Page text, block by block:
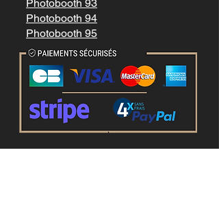
Photobooth 93
Photobooth 94
Photobooth 95
Mentions légales